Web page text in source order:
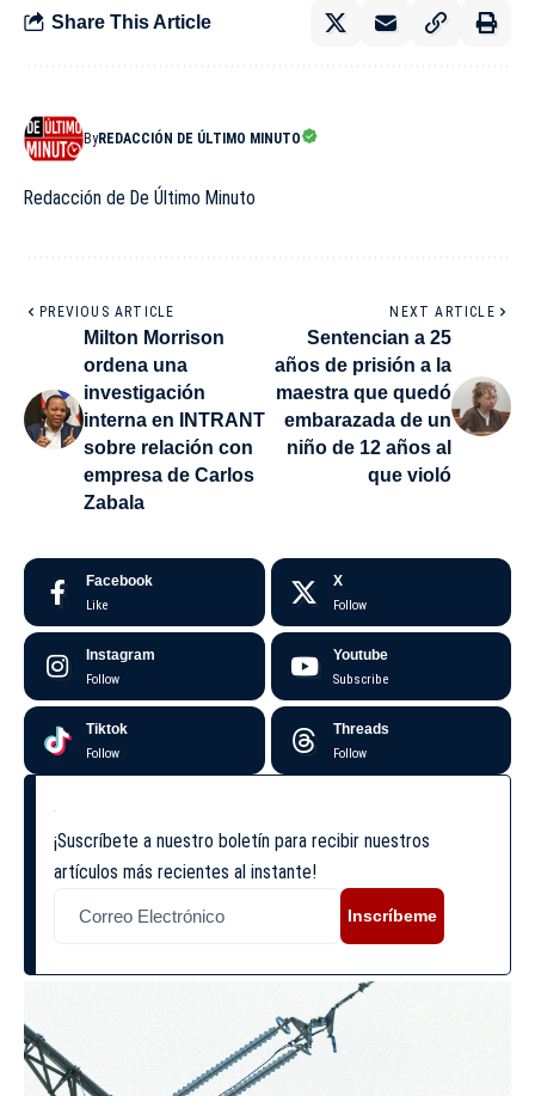
Share This Article
ByREDACCIÓN DE ÚLTIMO MINUTO
Redacción de De Último Minuto
PREVIOUS ARTICLE
Milton Morrison
ordena una
investigación
interna en INTRANT
sobre relación con
empresa de Carlos
Zabala
NEXT ARTICLE
Sentencian a 25
años de prisión a la
maestra que quedó
embarazada de un
niño de 12 años al
que violó
Facebook
Like
X
Follow
Instagram
Follow
Youtube
Subscribe
Tiktok
Follow
Threads
Follow
¡Suscríbete a nuestro boletín para recibir nuestros
artículos más recientes al instante!
Inscríbeme